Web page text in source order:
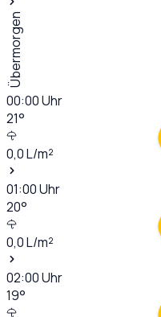
Übermorgen
00:00Uhr
21°
0,0L/m²
01:00Uhr
20°
0,0L/m²
02:00Uhr
19°